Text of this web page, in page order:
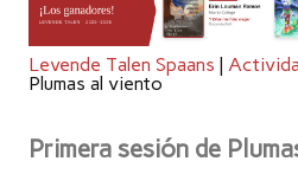
Levende Talen Spaans |
Plumas al viento
Primera sesión de